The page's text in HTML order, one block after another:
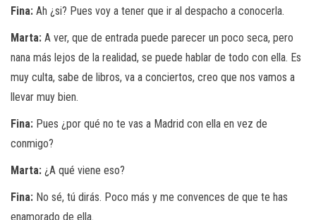
Fina: Ah ¿si? Pues voy a tener que ir al despacho a conocerla.
Marta: A ver, que de entrada puede parecer un poco seca, pero
nana más lejos de la realidad, se puede hablar de todo con ella. Es
muy culta, sabe de libros, va a conciertos, creo que nos vamos a
llevar muy bien.
Fina: Pues ¿por qué no te vas a Madrid con ella en vez de
conmigo?
Marta: ¿A qué viene eso?
Fina: No sé, tú dirás. Poco más y me convences de que te has
enamorado de ella.